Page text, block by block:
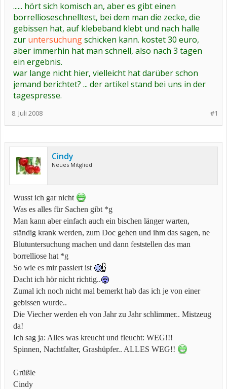
...... hört sich komisch an, aber es gibt einen
borrellioseschnelltest, bei dem man die zecke, die
gebissen hat, auf klebeband klebt und nach halle
zur untersuchungschicken kann. kostet 30 euro,
aber immerhin hat man schnell, also nach 3 tagen
ein ergebnis.
war lange nicht hier, vielleicht hat darüber schon
jemand berichtet? ... der artikel stand bei uns in der
tagespresse.
#1
8. Juli 2008
Cindy
Neues Mitglied
Wusst ich gar nicht
Was es alles für Sachen gibt *g
Man kann aber einfach auch ein bischen länger warten,
ständig krank werden, zum Doc gehen und ihm das sagen, ne
Blutuntersuchung machen und dann feststellen das man
borrelliose hat *g
So wie es mir passiert ist
Dacht ich hör nicht richtig..
Zumal ich noch nicht mal bemerkt hab das ich je von einer
gebissen wurde..
Die Viecher werden eh von Jahr zu Jahr schlimmer.. Mistzeug
da!
Ich sag ja: Alles was kreucht und fleucht: WEG!!!
Spinnen, Nachtfalter, Grashüpfer.. ALLES WEG!!
Grüßle
Cindy